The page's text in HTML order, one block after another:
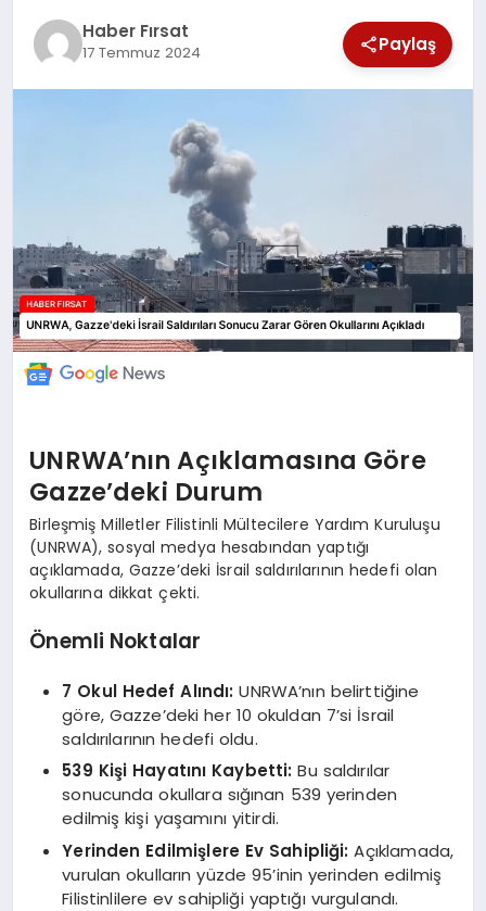
MAGAZİN
Haber Fırsat
17 Temmuz 2024 Paylaş
UNRWA’nın Açıklamasına Göre
Gazze’deki Durum
Birleşmiş Milletler Filistinli Mültecilere Yardım Kuruluşu
(UNRWA), sosyal medya hesabından yaptığı
açıklamada, Gazze’deki İsrail saldırılarının hedefi olan
okullarına dikkat çekti.
Önemli Noktalar
7 Okul Hedef Alındı: UNRWA’nın belirttiğine
göre, Gazze’deki her 10 okuldan 7’si İsrail
saldırılarının hedefi oldu.
539 Kişi Hayatını Kaybetti: Bu saldırılar
sonucunda okullara sığınan 539 yerinden
edilmiş kişi yaşamını yitirdi.
Yerinden Edilmişlere Ev Sahipliği: Açıklamada,
vurulan okulların yüzde 95’inin yerinden edilmiş
Filistinlilere ev sahipliği yaptığı vurgulandı.